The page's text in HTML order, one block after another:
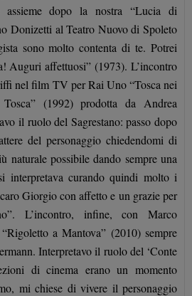
dopo la nostra “Lucia di
Donizetti al Teatro Nuovo di Spoleto
sono molto contenta di te. Potrei
Auguri affettuosi” (1973). L’incontro
nel film TV per Rai Uno “Tosca nei
(1992) prodotta da Andrea
il ruolo del Sagrestano: passo dopo
del personaggio chiedendomi di
naturale possibile dando sempre una
interpretava curando quindi molto i
Giorgio con affetto e un grazie per
L’incontro, infine, con Marco
a Mantova” (2010) sempre
Interpretavo il ruolo del ‘Conte
di cinema erano un momento
mi chiese di vivere il personaggio